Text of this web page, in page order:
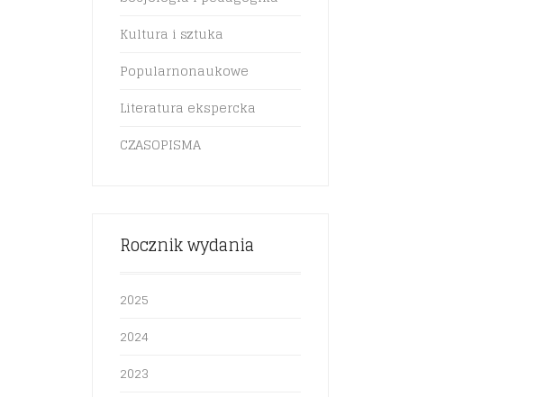
Kultura i sztuka
Popularnonaukowe
Literatura ekspercka
CZASOPISMA
Rocznik wydania
2025
2024
2023